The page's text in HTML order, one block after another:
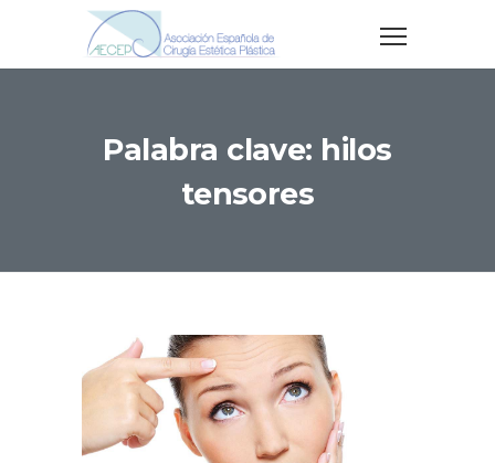
Palabra clave: hilos
tensores